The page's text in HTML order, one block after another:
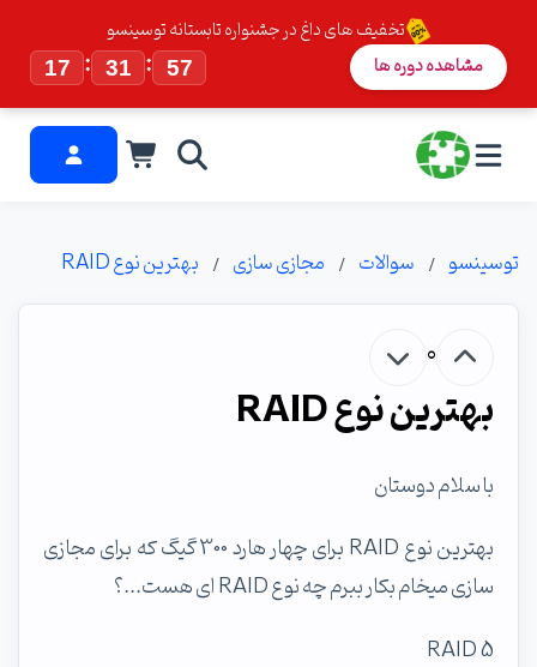
تخفیف های داغ در جشنواره تابستانه توسینسو
17
: 31 : 56 مشاهده دوره ها
توسینسو سوالات مجازی سازی بهترین نوع RAID
0
بهترین نوع RAID
با سلام دوستان
بهترین نوع RAID برای چهار هارد 300 گیگ که برای مجازی
سازی میخام بکار ببرم چه نوع RAID ای هست...؟
RAID 5